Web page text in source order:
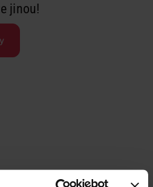
jinou!